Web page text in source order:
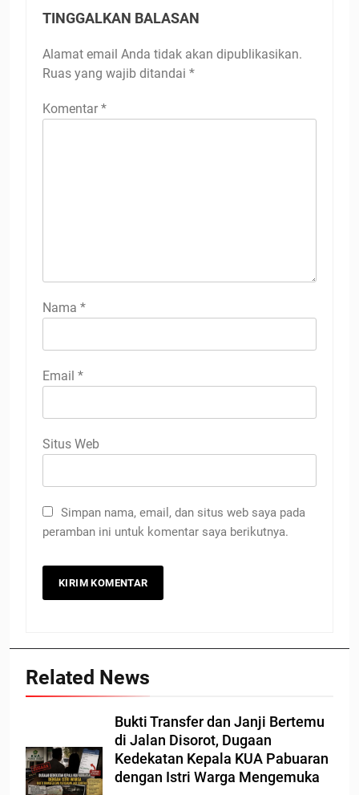
TINGGALKAN BALASAN
Alamat email Anda tidak akan dipublikasikan.
Ruas yang wajib ditandai *
Komentar *
Nama *
Email *
Situs Web
Simpan nama, email, dan situs web saya pada
peramban ini untuk komentar saya berikutnya.
Related News
Bukti Transfer dan Janji Bertemu
di Jalan Disorot, Dugaan
Kedekatan Kepala KUA Pabuaran
dengan Istri Warga Mengemuka